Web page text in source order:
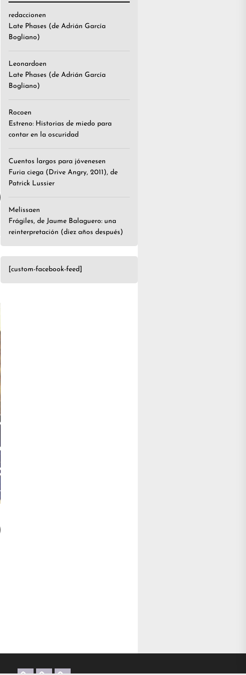
redaccionen
Late Phases (de Adrián García
Bogliano)
Leonardoen
Late Phases (de Adrián García
Bogliano)
Rocoen
Estreno: Historias de miedo para
contar en la oscuridad
Cuentos largos para jóvenesen
Furia ciega (Drive Angry, 2011), de
Patrick Lussier
Melissaen
Frágiles, de Jaume Balaguero: una
reinterpretación (diez años después)
[custom-facebook-feed]